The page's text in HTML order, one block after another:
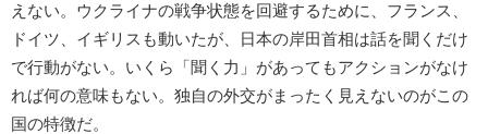
えない。ウクライナの戦争状態を回避するために、フランス、
ドイツ、イギリスも動いたが、日本の岸田首相は話を聞くだけ
で行動がない。いくら「聞く力」があってもアクションがなけ
れば何の意味もない。独自の外交がまったく見えないのがこの
国の特徴だ。